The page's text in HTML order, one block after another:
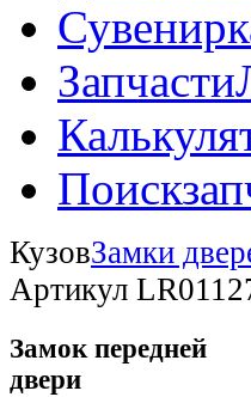
Запчасти
Поиск
КузовЗамки
Артикул
Замок передней
двери